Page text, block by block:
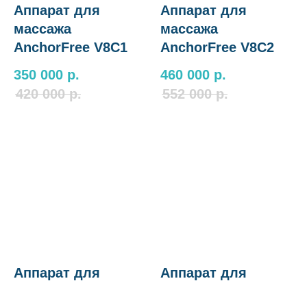
Аппарат для
массажа
AnchorFree V8C1
350 000 р.
420 000 р.
Аппарат для
массажа
AnchorFree V8C2
460 000 р.
552 000 р.
Аппарат для
Аппарат для